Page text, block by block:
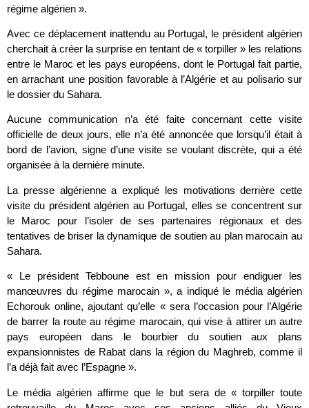
régime algérien ».
Avec ce déplacement inattendu au Portugal, le président algérien
cherchait à créer la surprise en tentant de « torpiller » les relations
entre le Maroc et les pays européens, dont le Portugal fait partie,
en arrachant une position favorable à l’Algérie et au polisario sur
le dossier du Sahara.
Aucune communication n’a été faite concernant cette visite
officielle de deux jours, elle n’a été annoncée que lorsqu’il était à
bord de l’avion, signe d’une visite se voulant discrète, qui a été
organisée à la dernière minute.
La presse algérienne a expliqué les motivations derrière cette
visite du président algérien au Portugal, elles se concentrent sur
le Maroc pour l’isoler de ses partenaires régionaux et des
tentatives de briser la dynamique de soutien au plan marocain au
Sahara.
« Le président Tebboune est en mission pour endiguer les
manœuvres du régime marocain », a indiqué le média algérien
Echorouk online, ajoutant qu’elle « sera l’occasion pour l’Algérie
de barrer la route au régime marocain, qui vise à attirer un autre
pays européen dans le bourbier du soutien aux plans
expansionnistes de Rabat dans la région du Maghreb, comme il
l’a déjà fait avec l’Espagne ».
Le média algérien affirme que le but sera de « torpiller toute